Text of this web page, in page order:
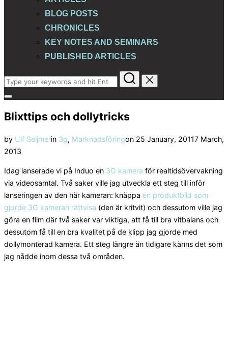
BLOG POSTS
CHRONICLES
KEY NOTES AND SEMINARS
PUBLISHED ARTICLES
Search
for:
Toggle
&
navigation
Blixttips och dollytricks
by Ulf Seijmerin 3g, Marknadsföringon Posted
25 January, 20117 March,
2013
Idag lanserade vi på Induo en 3G kamera för realtidsövervakning
via videosamtal. Två saker ville jag utveckla ett steg till inför
lanseringen av den här kameran: knäppa en produktbild som
gjorde 3G kameran rättvisa (den är kritvit) och dessutom ville jag
göra en film där två saker var viktiga, att få till bra vitbalans och
dessutom få till en bra kvalitet på de klipp jag gjorde med
dollymonterad kamera. Ett steg längre än tidigare känns det som
jag nådde inom dessa två områden.